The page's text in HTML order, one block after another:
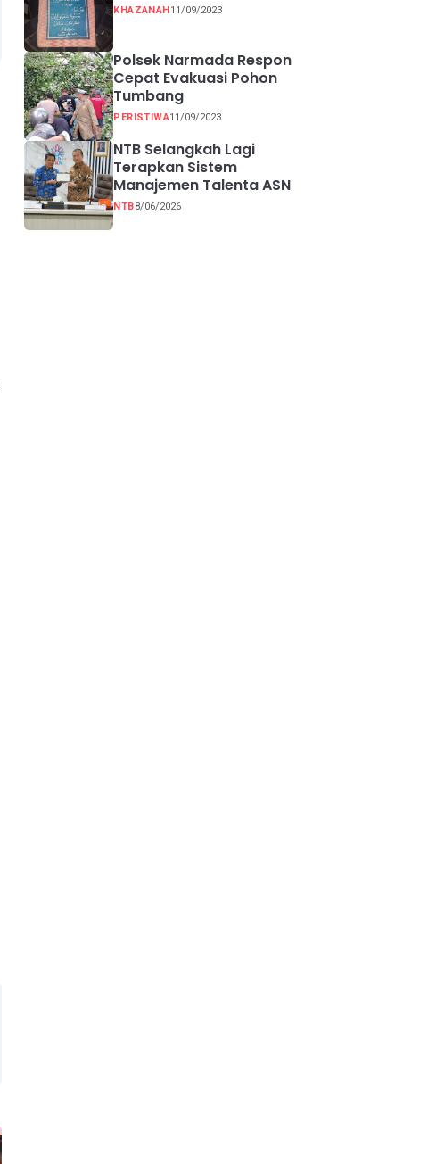
KHAZANAH11/09/2023
Polsek Narmada Respon
Cepat Evakuasi Pohon
Tumbang
PERISTIWA11/09/2023
NTB Selangkah Lagi
Terapkan Sistem
Manajemen Talenta ASN
NTB8/06/2026